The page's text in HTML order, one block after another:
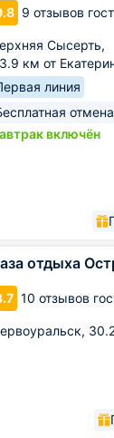
9 отзывов
Сысерть,
км от
линия
отмена
включён
отдыха
10 отзывов